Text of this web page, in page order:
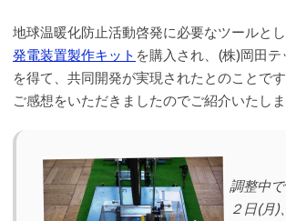
地球温暖化防止活動啓発に必要なツールと
発電装置製作キット を購入され、(株)岡田
を得て、共同開発が実現されたとのことです
ご感想をいただきましたのでご紹介いたしま
調整中
２日(月)